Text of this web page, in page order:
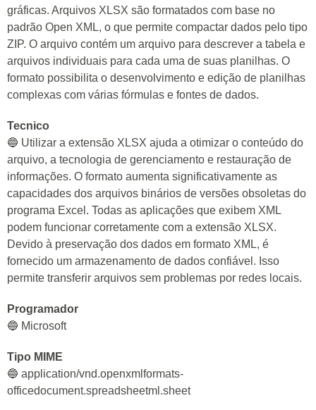
gráficas. Arquivos XLSX são formatados com base no
padrão Open XML, o que permite compactar dados pelo tipo
ZIP. O arquivo contém um arquivo para descrever a tabela e
arquivos individuais para cada uma de suas planilhas. O
formato possibilita o desenvolvimento e edição de planilhas
complexas com várias fórmulas e fontes de dados.
Tecnico
🔵 Utilizar a extensão XLSX ajuda a otimizar o conteúdo do
arquivo, a tecnologia de gerenciamento e restauração de
informações. O formato aumenta significativamente as
capacidades dos arquivos binários de versões obsoletas do
programa Excel. Todas as aplicações que exibem XML
podem funcionar corretamente com a extensão XLSX.
Devido à preservação dos dados em formato XML, é
fornecido um armazenamento de dados confiável. Isso
permite transferir arquivos sem problemas por redes locais.
Programador
🔵 Microsoft
Tipo MIME
🔵 application/vnd.openxmlformats-
officedocument.spreadsheetml.sheet